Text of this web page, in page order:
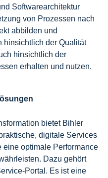
Softwarearchitektur
von Prozessen nach
abbilden und
hinsichtlich der Qualität
hinsichtlich der
erhalten und nutzen.
bietet Bihler
digitale Services
eine optimale Performance
Dazu gehört
Portal. Es ist eine